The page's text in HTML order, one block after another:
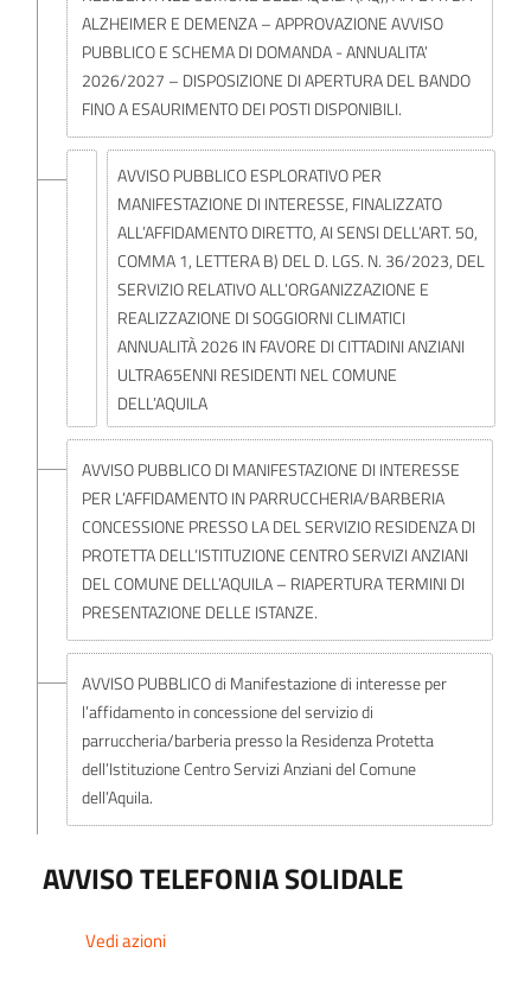
ALZHEIMER E DEMENZA – APPROVAZIONE AVVISO
PUBBLICO E SCHEMA DI DOMANDA - ANNUALITA’
2026/2027 – DISPOSIZIONE DI APERTURA DEL BANDO
FINO A ESAURIMENTO DEI POSTI DISPONIBILI.
AVVISO PUBBLICO ESPLORATIVO PER
MANIFESTAZIONE DI INTERESSE, FINALIZZATO
ALL’AFFIDAMENTO DIRETTO, AI SENSI DELL’ART. 50,
COMMA 1, LETTERA B) DEL D. LGS. N. 36/2023, DEL
SERVIZIO RELATIVO ALL’ORGANIZZAZIONE E
REALIZZAZIONE DI SOGGIORNI CLIMATICI
ANNUALITÀ 2026 IN FAVORE DI CITTADINI ANZIANI
ULTRA65ENNI RESIDENTI NEL COMUNE
DELL’AQUILA
AVVISO PUBBLICO DI MANIFESTAZIONE DI INTERESSE
PER L’AFFIDAMENTO IN PARRUCCHERIA/BARBERIA
CONCESSIONE PRESSO LA DEL SERVIZIO RESIDENZA DI
PROTETTA DELL’ISTITUZIONE CENTRO SERVIZI ANZIANI
DEL COMUNE DELL’AQUILA – RIAPERTURA TERMINI DI
PRESENTAZIONE DELLE ISTANZE.
AVVISO PUBBLICO di Manifestazione di interesse per
l’affidamento in concessione del servizio di
parruccheria/barberia presso la Residenza Protetta
dell’Istituzione Centro Servizi Anziani del Comune
dell’Aquila.
SONO STATI PROROGATI I TERMINI DI PRESENTAZIONE
DELLE ISTANZE PER L’ACCESSO AL CENTRO DIURNO
DELLA STRUTTURA DELL’ISTITUZIONE C.S.A. DEL
AVVISO TELEFONIA SOLIDALE
Vedi azioni